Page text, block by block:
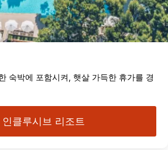
숙박에 포함시켜, 햇살 가득한 휴가를 경
인클루시브 리조트